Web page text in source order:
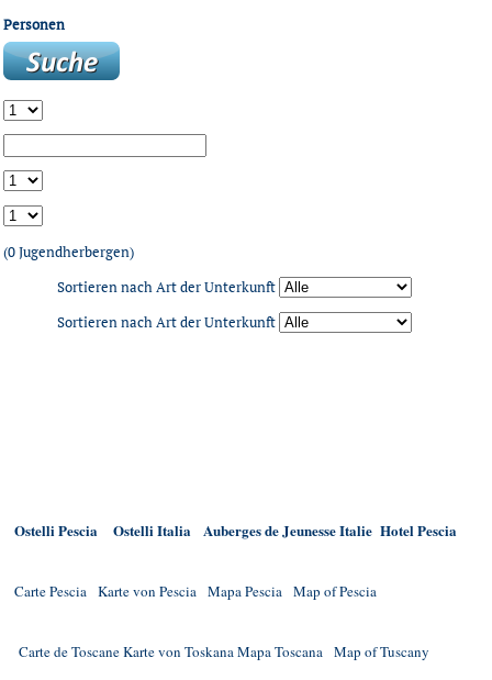
Personen
(0 Jugendherbergen)
Sortieren nach Art der Unterkunft
Sortieren nach Art der Unterkunft
Ostelli Pescia Ostelli Italia Auberges de Jeunesse Italie Hotel Pescia
Carte Pescia Karte von Pescia Mapa Pescia Map of Pescia
Carte de ToscaneKarte von ToskanaMapa Toscana Map of Tuscany